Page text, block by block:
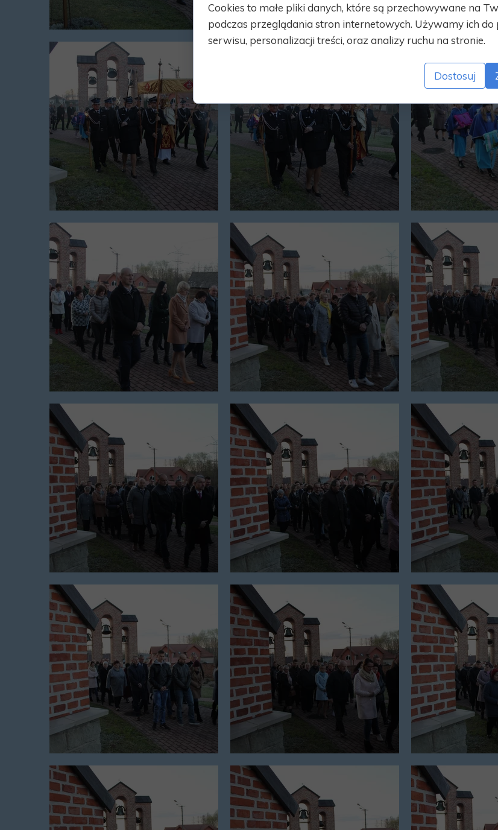
Cookies to małe pliki danych, które są przechowywane na
podczas przeglądania stron internetowych. Używamy ich do
serwisu, personalizacji treści, oraz analizy ruchu na stronie.
Dostosuj